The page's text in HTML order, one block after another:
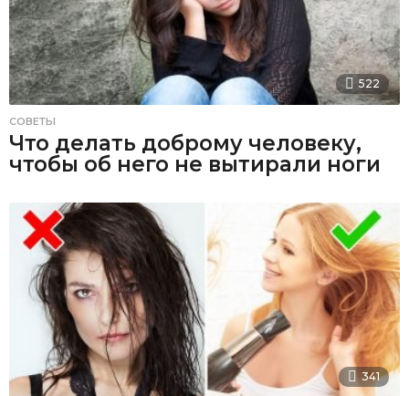
522
СОВЕТЫ
Что делать доброму человеку,
чтобы об него не вытирали ноги
341